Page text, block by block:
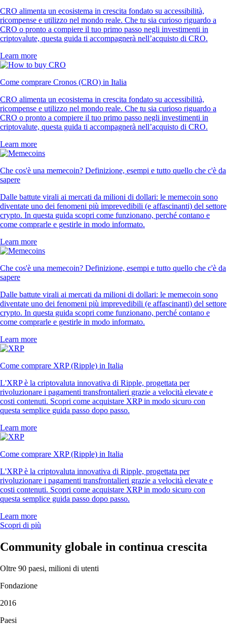
CRO alimenta un ecosistema in crescita fondato su accessibilità,
ricompense e utilizzo nel mondo reale. Che tu sia curioso riguardo a
CRO o pronto a compiere il tuo primo passo negli investimenti in
criptovalute, questa guida ti accompagnerà nell’acquisto di CRO.
Learn more
Come comprare Cronos (CRO) in Italia
CRO alimenta un ecosistema in crescita fondato su accessibilità,
ricompense e utilizzo nel mondo reale. Che tu sia curioso riguardo a
CRO o pronto a compiere il tuo primo passo negli investimenti in
criptovalute, questa guida ti accompagnerà nell’acquisto di CRO.
Learn more
Che cos'è una memecoin? Definizione, esempi e tutto quello che c'è da
sapere
Dalle battute virali ai mercati da milioni di dollari: le memecoin sono
diventate uno dei fenomeni più imprevedibili (e affascinanti) del settore
crypto. In questa guida scopri come funzionano, perché contano e
come comprarle e gestirle in modo informato.
Learn more
Che cos'è una memecoin? Definizione, esempi e tutto quello che c'è da
sapere
Dalle battute virali ai mercati da milioni di dollari: le memecoin sono
diventate uno dei fenomeni più imprevedibili (e affascinanti) del settore
crypto. In questa guida scopri come funzionano, perché contano e
come comprarle e gestirle in modo informato.
Learn more
Come comprare XRP (Ripple) in Italia
L'XRP è la criptovaluta innovativa di Ripple, progettata per
rivoluzionare i pagamenti transfrontalieri grazie a velocità elevate e
costi contenuti. Scopri come acquistare XRP in modo sicuro con
questa semplice guida passo dopo passo.
Learn more
Come comprare XRP (Ripple) in Italia
L'XRP è la criptovaluta innovativa di Ripple, progettata per
rivoluzionare i pagamenti transfrontalieri grazie a velocità elevate e
costi contenuti. Scopri come acquistare XRP in modo sicuro con
questa semplice guida passo dopo passo.
Learn more
Scopri di più
Community globale in continua crescita
Oltre 90 paesi, milioni di utenti
Fondazione
2016
Paesi